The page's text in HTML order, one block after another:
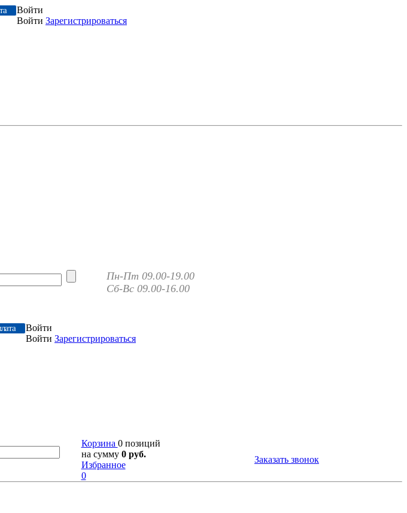
Войти
Войти Зарегистрироваться
Пн-Пт 09.00-19.00
Сб-Вс 09.00-16.00
Войти
Войти Зарегистрироваться
Корзина 0 позиций
на сумму 0 руб.
Избранное
0
Заказать звонок